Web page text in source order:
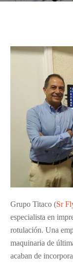
Grupo Titaco (Sr
especialista en
rotulación. Una
maquinaria de
acaban de